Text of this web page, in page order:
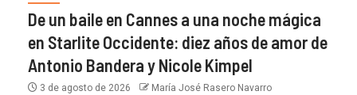
De un baile en Cannes a una noche mágica
en Starlite Occidente: diez años de amor de
Antonio Bandera y Nicole Kimpel
3 de agosto de 2026 María José Rasero Navarro